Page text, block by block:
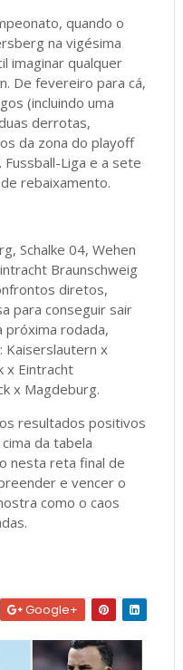
quando o
na vigésima
imaginar qualquer
De fevereiro para cá,
(incluindo uma
derrotas,
da zona do playoff
Liga e a sete
rebaixamento.
Schalke 04, Wehen
Braunschweig
diretos,
para conseguir sair
próxima rodada,
x
x Eintracht
x Magdeburg.
resultados positivos
da tabela
nesta reta final de
e vencer o
como o caos
Google+